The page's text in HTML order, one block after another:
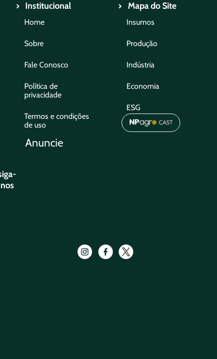
Institucional
Home
Sobre
Fale Conosco
Política de
privacidade
Termos e condições
de uso
Anuncie
Mapa do Site
Insumos
Produção
Indústria
Economia
ESG
nos